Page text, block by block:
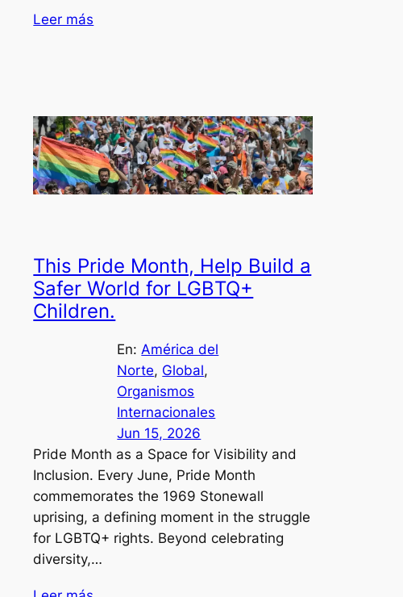
Leer más
This Pride Month, Help Build a
Safer World for LGBTQ+
Children.
En: América del
Norte, Global
Organismos
Internacionales
Jun 15, 2026
Pride Month as a Space for Visibility and
Inclusion. Every June, Pride Month
commemorates the 1969 Stonewall
uprising, a defining moment in the struggle
for LGBTQ+ rights. Beyond celebrating
diversity,…